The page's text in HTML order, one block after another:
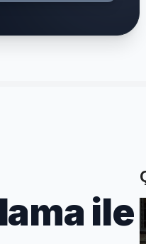
ile